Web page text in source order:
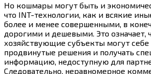
Но кошмары могут быть и
что INT-технологии, как и всякие
более и менее совершенными, в
дорогими и дешевыми. Это означает,
хозяйствующие субъекты могут себе
продвинутые решения и получать
информацию, недоступную для
Следовательно, неравномерное